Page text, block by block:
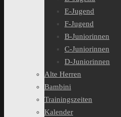
E-Jugend
F-Jugend
B-Juniorinnen
C-Juniorinnen
D-Juniorinnen
Alte Herren
Bambini
Trainingszeiten
Kalender